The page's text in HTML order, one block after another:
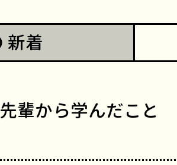
新着
先輩から学んだこと